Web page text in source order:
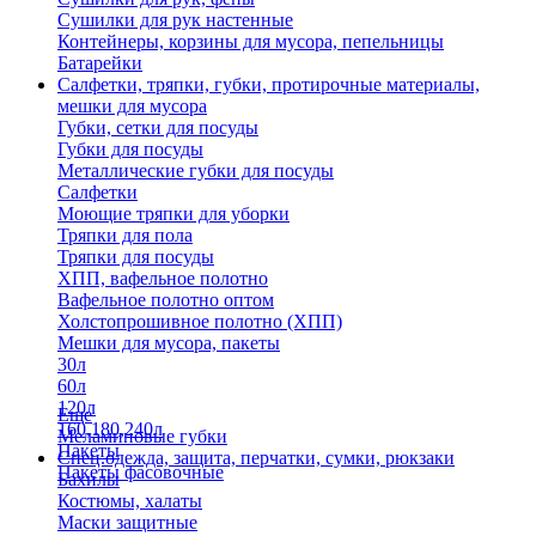
Сушилки для рук настенные
Контейнеры, корзины для мусора, пепельницы
Батарейки
Салфетки, тряпки, губки, протирочные материалы,
мешки для мусора
Губки, сетки для посуды
Губки для посуды
Металлические губки для посуды
Салфетки
Моющие тряпки для уборки
Тряпки для пола
Тряпки для посуды
ХПП, вафельное полотно
Вафельное полотно оптом
Холстопрошивное полотно (ХПП)
Мешки для мусора, пакеты
30л
60л
120л
160,180,240л
Пакеты
Пакеты фасовочные
Еще
Меламиновые губки
Спец.одежда, защита, перчатки, сумки, рюкзаки
Бахилы
Костюмы, халаты
Маски защитные